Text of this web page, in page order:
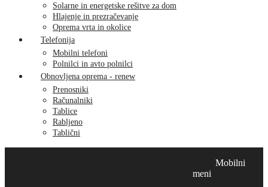
Solarne in energetske rešitve za dom
Hlajenje in prezračevanje
Oprema vrta in okolice
Telefonija
Mobilni telefoni
Polnilci in avto polnilci
Obnovljena oprema - renew
Prenosniki
Računalniki
Tablice
Rabljeno
Tablični
Mobilni
meni